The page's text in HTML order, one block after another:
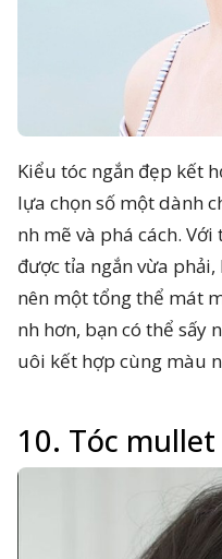
Kiểu tóc ngắn đẹp kết
lựa chọn số một dành
nh mẽ và phá cách.
được tỉa ngắn vừa
nên một tổng thể mát
nh hơn, bạn có thể sấy
uôi kết hợp cùng màu
10. Tóc